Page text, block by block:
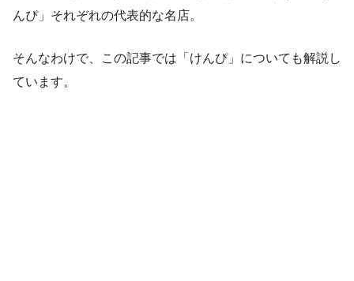
んぴ」それぞれの代表的な名店。
そんなわけで、この記事では「けんぴ」についても解説し
ています。